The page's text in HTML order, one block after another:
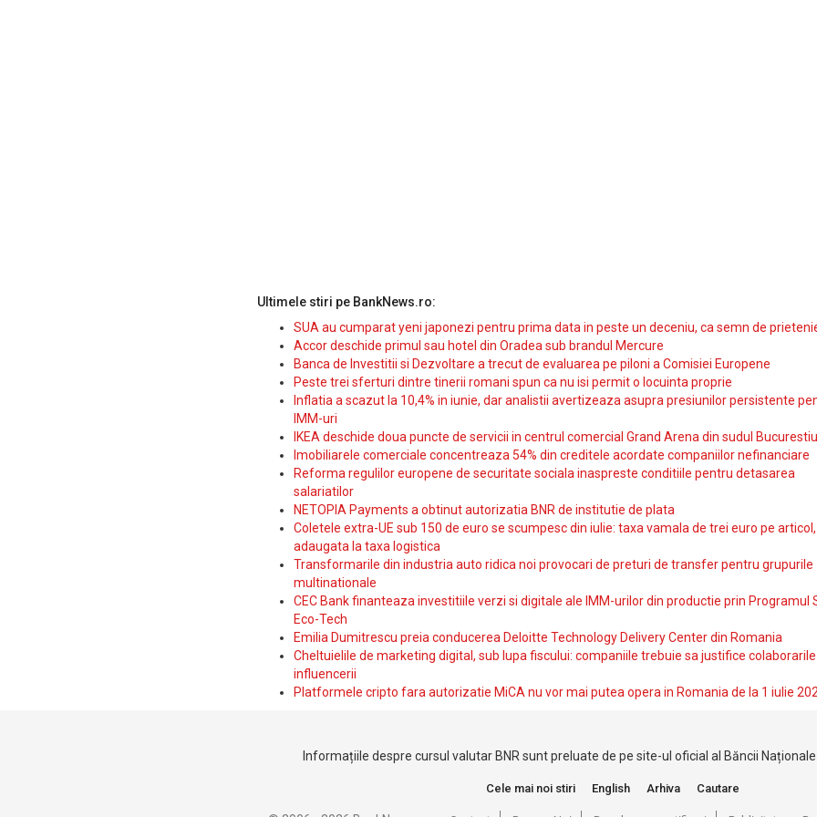
Ultimele stiri pe BankNews.ro:
SUA au cumparat yeni japonezi pentru prima data in peste un deceniu, ca semn de
Accor deschide primul sau hotel din Oradea sub brandul Mercure
Banca de Investitii si Dezvoltare a trecut de evaluarea pe piloni a Comisiei Europene
Peste trei sferturi dintre tinerii romani spun ca nu isi permit o locuinta proprie
Inflatia a scazut la 10,4% in iunie, dar analistii avertizeaza asupra presiunilor persistente
IMM-uri
IKEA deschide doua puncte de servicii in centrul comercial Grand Arena din sudul
Imobiliarele comerciale concentreaza 54% din creditele acordate companiilor nefinanciare
Reforma regulilor europene de securitate sociala inaspreste conditiile pentru detasarea
salariatilor
NETOPIA Payments a obtinut autorizatia BNR de institutie de plata
Coletele extra-UE sub 150 de euro se scumpesc din iulie: taxa vamala de trei euro pe articol,
adaugata la taxa logistica
Transformarile din industria auto ridica noi provocari de preturi de transfer pentru grupurile
multinationale
CEC Bank finanteaza investitiile verzi si digitale ale IMM-urilor din productie prin Programul
Eco-Tech
Emilia Dumitrescu preia conducerea Deloitte Technology Delivery Center din Romania
Cheltuielile de marketing digital, sub lupa fiscului: companiile trebuie sa justifice colaborarile
influencerii
Platformele cripto fara autorizatie MiCA nu vor mai putea opera in Romania de la 1 iulie
Informațiile despre cursul valutar BNR sunt preluate de pe site-ul oficial al Băncii
Cele mai noi stiri English Arhiva Cautare